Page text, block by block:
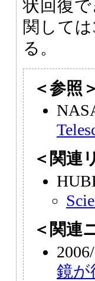
状回復
関して
る。
＜参照＞
＜関連
＜関連
鏡が